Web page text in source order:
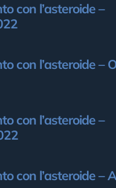
con l’asteroide –
con l’asteroide –
con l’asteroide –
con l’asteroide –